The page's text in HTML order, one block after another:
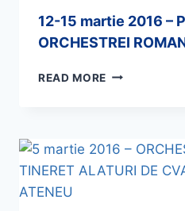
12-15 martie 2016 –
ORCHESTREI
READ MORE